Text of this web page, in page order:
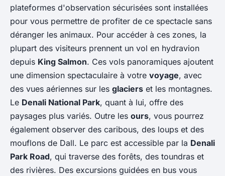
plateformes d'observation sécurisées sont installées
pour vous permettre de profiter de ce spectacle sans
déranger les animaux. Pour accéder à ces zones, la
plupart des visiteurs prennent un vol en hydravion
depuis King Salmon. Ces vols panoramiques ajoutent
une dimension spectaculaire à votre voyage, avec
des vues aériennes sur les glaciers et les montagnes.
Le Denali National Park, quant à lui, offre des
paysages plus variés. Outre les ours, vous pourrez
également observer des caribous, des loups et des
mouflons de Dall. Le parc est accessible par la Denali
Park Road, qui traverse des forêts, des toundras et
des rivières. Des excursions guidées en bus vous